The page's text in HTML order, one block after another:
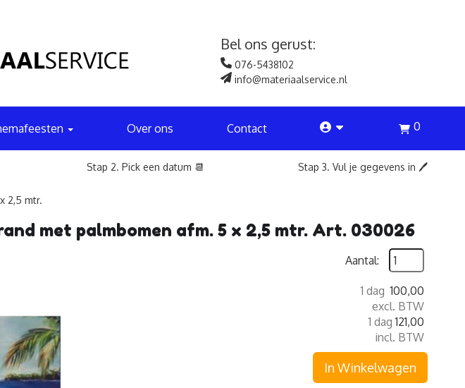
Bel ons gerust:
076-5438102
info@materiaalservice.nl
Over ons Contact account 0
Stap 2. Pick een datum 📆 Stap 3. Vul je gegevens in 🖊️
2,5 mtr.
met palmbomen afm. 5 x 2,5 mtr. Art. 030026
Aantal:
1 dag 100,00
excl. BTW
1 dag 121,00
incl. BTW
In Winkelwagen